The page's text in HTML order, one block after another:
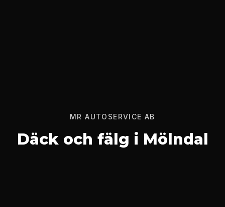
MR AUTOSERVICE AB
Däck och fälg i Mölndal